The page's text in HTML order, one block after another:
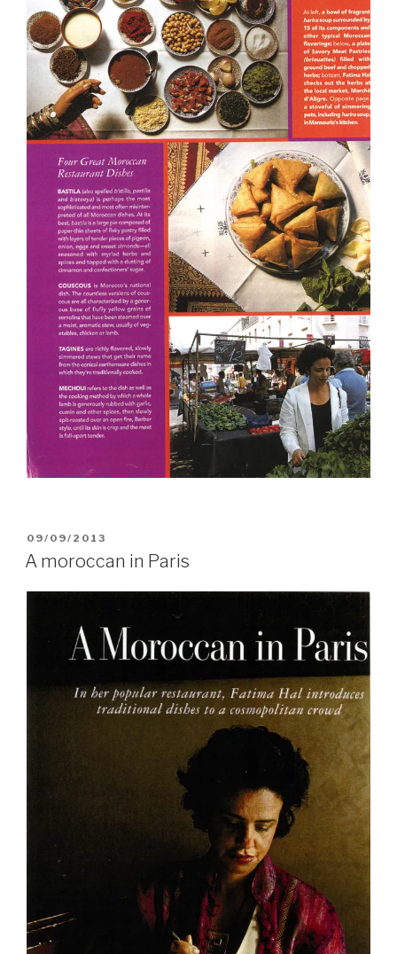
PUBLIÉ
LE
09/09/2013
A moroccan in Paris